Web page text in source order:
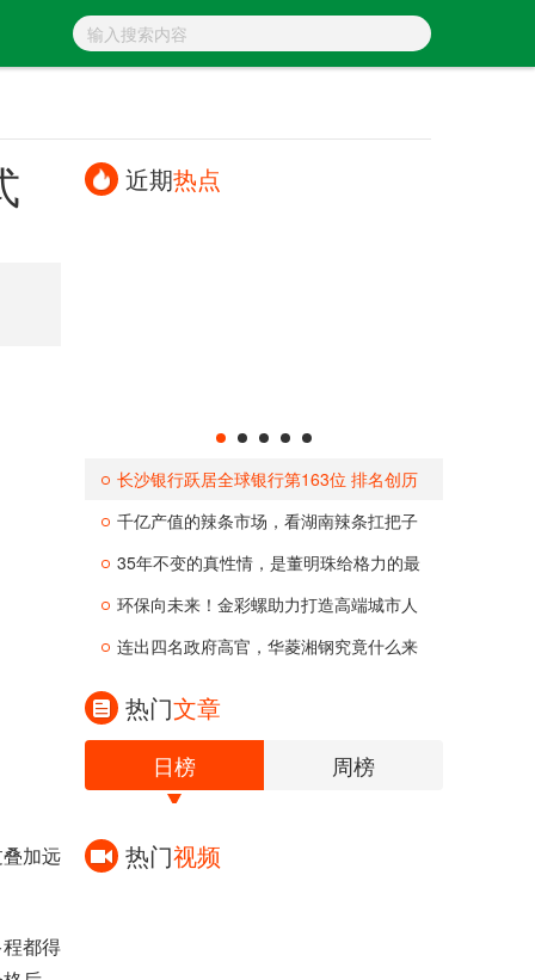
加远
都得
近期热点
长沙银行跃居全球银行第163位 排名创历
史千亿产值的辣条市场，看湖南辣条扛把子
35年不变的真性情，是董明珠给格力的最
环保向未来！金彩螺助力打造高端城市人
连出四名政府高官，华菱湘钢究竟什么来
热门文章
日榜 周榜
热门视频